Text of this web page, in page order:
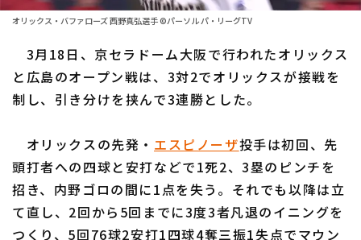
ファーム東地区
ファーム西地区
交流戦
選手名鑑トップ
北海道日本ハムファイターズ
東北楽天ゴールデンイーグルス
千葉ロッテマリーンズ
オリックス・バファローズ
福岡ソフトバンクホークス
ニュース
設定
オリックス・バファローズ 西野真弘選手 ©パーソル パ・リーグTV
3月18日、京セラドーム大阪で行われたオリックス
と広島のオープン戦は、3対2でオリックスが接戦を
制し、引き分けを挟んで3連勝とした。
オリックスの先発・ エスピノーザ投手は初回、先
頭打者への四球と安打などで1死2、3塁のピンチを
招き、内野ゴロの間に1点を失う。それでも以降は立
て直し、2回から5回までに3度3者凡退のイニングを
つくり、5回76球2安打1四球4奪三振1失点でマウン